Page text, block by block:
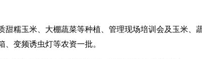
甜糯玉米、大棚蔬菜等种植、管理现场培训会及玉米
、变频诱虫灯等农资一批。